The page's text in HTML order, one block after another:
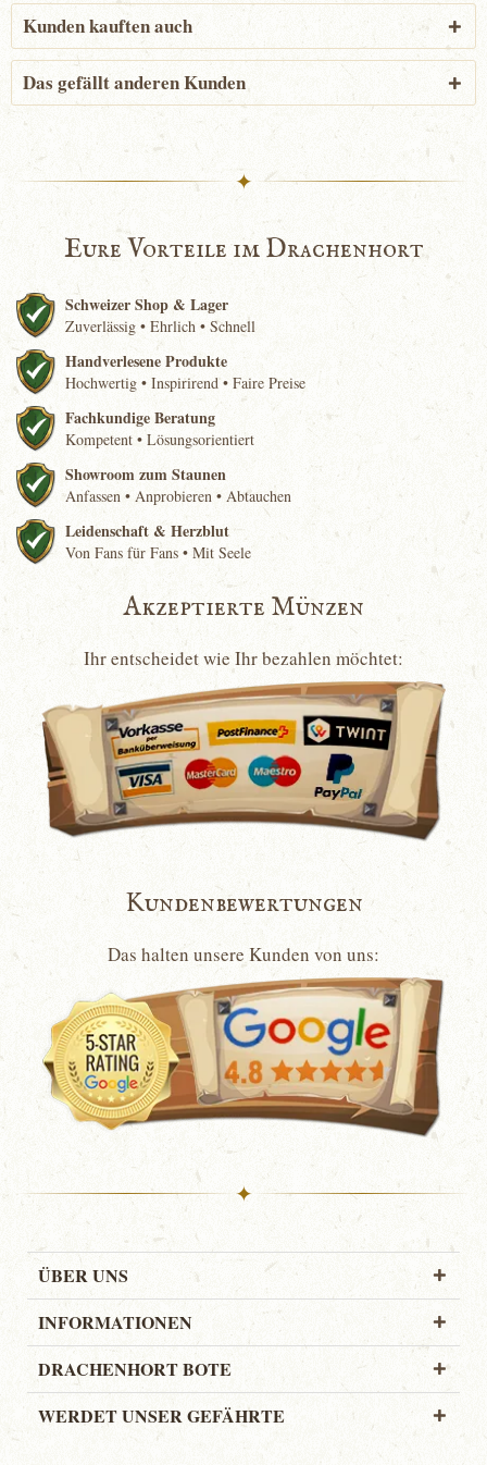
Kunden kauften auch
Das gefällt anderen Kunden
✦
Eure Vorteile im Drachenhort
Schweizer Shop & Lager
Zuverlässig • Ehrlich • Schnell
Handverlesene Produkte
Hochwertig • Inspirirend • Faire Preise
Fachkundige Beratung
Kompetent • Lösungsorientiert
Showroom zum Staunen
Anfassen • Anprobieren • Abtauchen
Leidenschaft & Herzblut
Von Fans für Fans • Mit Seele
Akzeptierte Münzen
Ihr entscheidet wie Ihr bezahlen möchtet:
Kundenbewertungen
Das halten unsere Kunden von uns:
✦
ÜBER UNS
INFORMATIONEN
DRACHENHORT BOTE
WERDET UNSER GEFÄHRTE